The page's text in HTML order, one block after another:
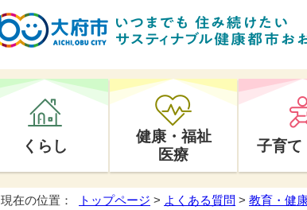
くらし
健康・福祉
医療
子育て
現在の位置： トップページ > よくある質問 > 教育・健